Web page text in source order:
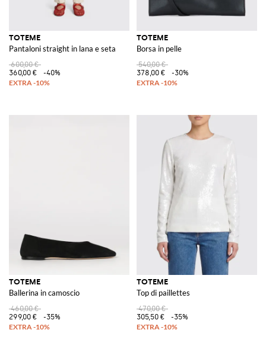
TOTEME
Pantaloni straight in lana e seta
600,00 €
360,00 €
-40%
TOTEME
Borsa in pelle
540,00 €
378,00 €
-30%
TOTEME
Ballerina in camoscio
460,00 €
299,00 €
-35%
TOTEME
Top di paillettes
470,00 €
305,50 €
-35%